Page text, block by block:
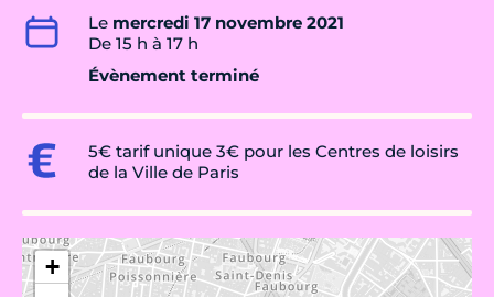
Le mercredi 17 novembre 2021
De 15 h à 17 h
Évènement terminé
5€ tarif unique 3€ pour les Centres de loisirs
de la Ville de Paris
+